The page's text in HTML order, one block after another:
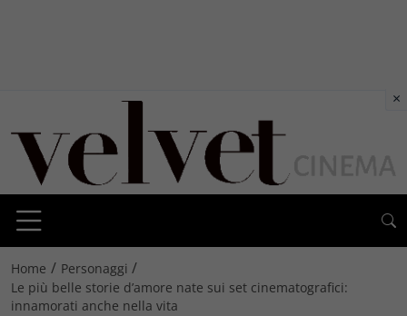
Home / Personaggi /
Le più belle storie d’amore nate sui set cinematografici:
innamorati anche nella vita
×